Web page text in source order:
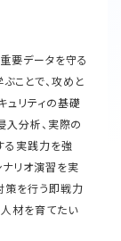
要データを守る
ことで、攻めと
ュリティの基礎
入分析、実際の
る実践力を強
リオ演習を実
策を行う即戦力
材を育てたい